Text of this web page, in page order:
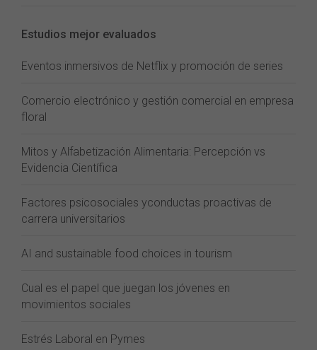
Estudios mejor evaluados
Eventos inmersivos de Netflix y promoción de series
Comercio electrónico y gestión comercial en empresa
floral
Mitos y Alfabetización Alimentaria: Percepción vs
Evidencia Científica
Factores psicosociales yconductas proactivas de
carrera universitarios
AI and sustainable food choices in tourism
Cual es el papel que juegan los jóvenes en
movimientos sociales
Estrés Laboral en Pymes